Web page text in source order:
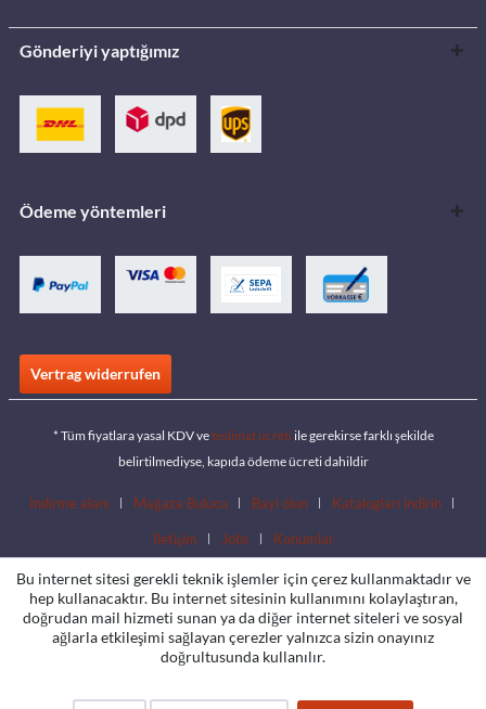
Gönderiyi yaptığımız
Ödeme yöntemleri
Vertrag widerrufen
* Tüm fiyatlara yasal KDV veteslimat ücreti ile gerekirse farklı şekilde
belirtilmediyse, kapıda ödeme ücreti dahildir
İndirme alanı Mağaza Bulucu Bayi olun Katalogları indirin
İletişim Jobs Konumlar
Bu internet sitesi gerekli teknik işlemler için çerez kullanmaktadır ve
hep kullanacaktır. Bu internet sitesinin kullanımını kolaylaştıran,
doğrudan mail hizmeti sunan ya da diğer internet siteleri ve sosyal
ağlarla etkileşimi sağlayan çerezler yalnızca sizin onayınız
doğrultusunda kullanılır.